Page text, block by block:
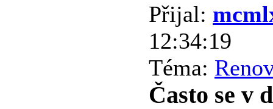
Přijal:
12:34:19
Téma:
Často se v